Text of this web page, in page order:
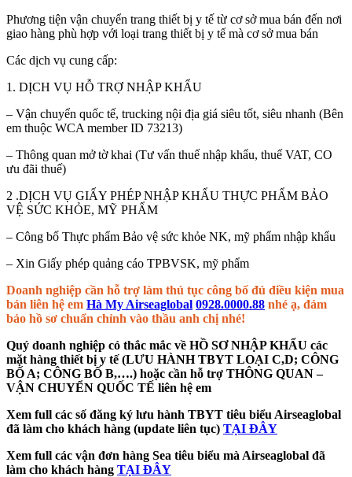
Phương tiện vận chuyển trang thiết bị y tế từ cơ sở mua bán đến nơi
giao hàng phù hợp với loại trang thiết bị y tế mà cơ sở mua bán
Các dịch vụ cung cấp:
1. DỊCH VỤ HỖ TRỢ NHẬP KHẨU
– Vận chuyển quốc tế, trucking nội địa giá siêu tốt, siêu nhanh (Bên
em thuộc WCA member ID 73213)
– Thông quan mở tờ khai (Tư vấn thuế nhập khẩu, thuế VAT, CO
ưu đãi thuế)
2 .DỊCH VỤ GIẤY PHÉP NHẬP KHẨU THỰC PHẨM BẢO
VỆ SỨC KHỎE, MỸ PHẨM
– Công bố Thực phẩm Bảo vệ sức khỏe NK, mỹ phẩm nhập khẩu
– Xin Giấy phép quảng cáo TPBVSK, mỹ phẩm
Doanh nghiệp cần hỗ trợ làm thủ tục công bố đủ điều kiện mua
bán liên hệ em Hà My Airseaglobal 0928.0000.88 nhé ạ, đảm
bảo hồ sơ chuẩn chỉnh vào thầu anh chị nhé!
Quý doanh nghiệp có thắc mắc về HỒ SƠ NHẬP KHẨU các
mặt hàng thiết bị y tế (LƯU HÀNH TBYT LOẠI C,D; CÔNG
BỐ A; CÔNG BỐ B,….) hoặc cần hỗ trợ THÔNG QUAN –
VẬN CHUYỂN QUỐC TẾ liên hệ em
Xem full các số đăng ký lưu hành TBYT tiêu biểu Airseaglobal
đã làm cho khách hàng (update liên tục) TẠI ĐÂY
Xem full các vận đơn hàng Sea tiêu biểu mà Airseaglobal đã
làm cho khách hàng TẠI ĐÂY